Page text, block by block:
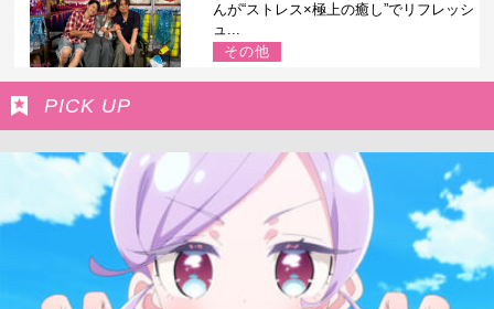
んが“ストレス×極上の癒し”でリフレッシ
ュ...
その他
PICK UP